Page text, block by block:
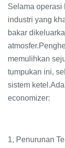
Selama operasi
industri yang
bakar
memulihkan
tumpukan ini,
sistem
economizer:
1, Penurunan